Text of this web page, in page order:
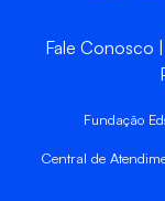
Fale Conosco
Fundação
Central de